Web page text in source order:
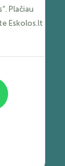
Plačiau
Eskolos.lt